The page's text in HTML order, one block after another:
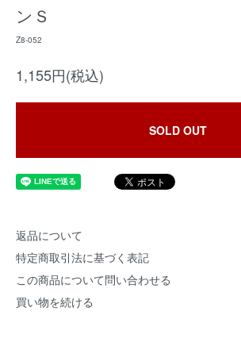
ンＳ
Z8-052
1,155円(税込)
SOLD OUT
返品について
特定商取引法に基づく表記
この商品について問い合わせる
買い物を続ける